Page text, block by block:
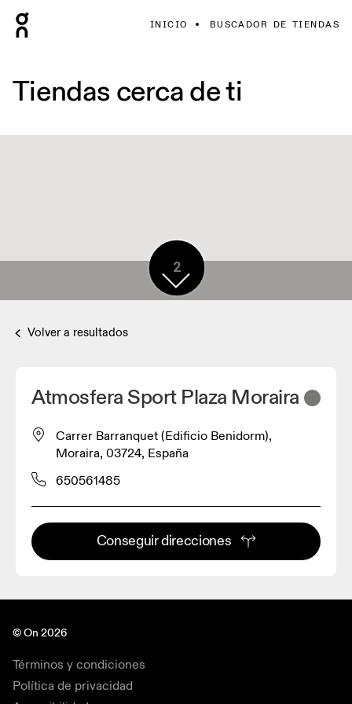
INICIO BUSCADOR DE TIENDAS
Tiendas cerca de ti
2
Volver a resultados
Atmosfera Sport Plaza Moraira
Carrer Barranquet (Edificio Benidorm),
Moraira, 03724, España
650561485
Conseguir direcciones
© On 2026
Términos y condiciones
Política de privacidad